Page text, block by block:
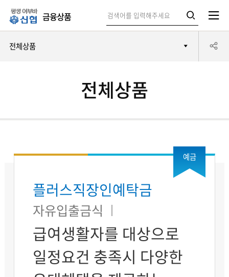
평
생
어
금융상품
검
창
합
검
색
전체상품
전체상품
예금
플러스직장인예탁금
자유입출금식
급여생활자를 대상으로
일정요건 충족시 다양한